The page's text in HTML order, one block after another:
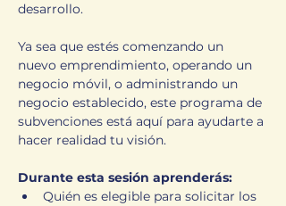
desarrollo.
Ya sea que estés comenzando un
nuevo emprendimiento, operando un
negocio móvil, o administrando un
negocio establecido, este programa de
subvenciones está aquí para ayudarte a
hacer realidad tu visión.
Durante esta sesión aprenderás:
Quién es elegible para solicitar los